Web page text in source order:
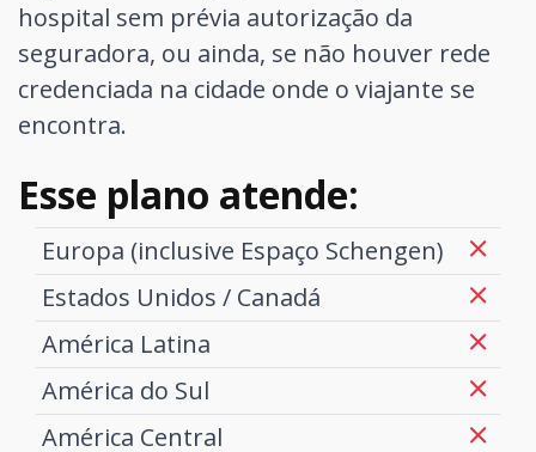
hospital sem prévia autorização da
seguradora, ou ainda, se não houver rede
credenciada na cidade onde o viajante se
encontra.
Esse plano atende:
Europa (inclusive Espaço Schengen)
Estados Unidos / Canadá
América Latina
América do Sul
América Central